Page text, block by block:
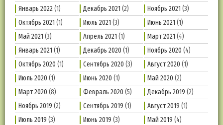
Январь 2022(1) Декабрь 2021 (2) Ноябрь 2021 (3)
Октябрь 2021 (1) Июль 2021 (3) Июнь 2021 (1)
Май 2021 (3) Апрель 2021 (1) Март 2021 (4)
Январь 2021 (1) Декабрь 2020 (1) Ноябрь 2020 (4)
Октябрь 2020 (1) Сентябрь 2020 (3) Август 2020 (1)
Июль 2020 (1) Июнь 2020 (1) Май 2020 (2)
Март 2020 (8) Февраль 2020 (5) Декабрь 2019 (2)
Ноябрь 2019 (2) Сентябрь 2019 (1) Август 2019 (1)
Июль 2019 (3) Июнь 2019 (3) Май 2019 (4)